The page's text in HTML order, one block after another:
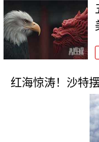
红海惊涛！沙特